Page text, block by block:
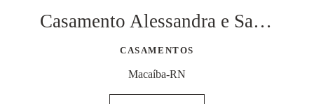
Casamento Alessandra e Sandoval
CASAMENTOS
Macaíba-RN